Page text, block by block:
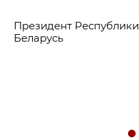
Президент Республики
Беларусь